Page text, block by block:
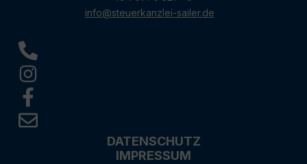
info@steuerkanzlei-sailer.de
DATENSCHUTZ
IMPRESSUM